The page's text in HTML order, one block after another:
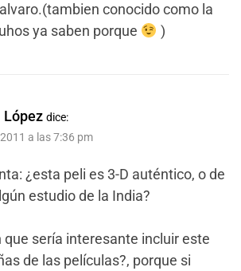
conocido como la
ya saben porque
)
López dice:
a las 7:36 pm
¿esta peli es 3-D auténtico, o de
estudio de la India?
que sería interesante incluir este
de las películas?, porque si